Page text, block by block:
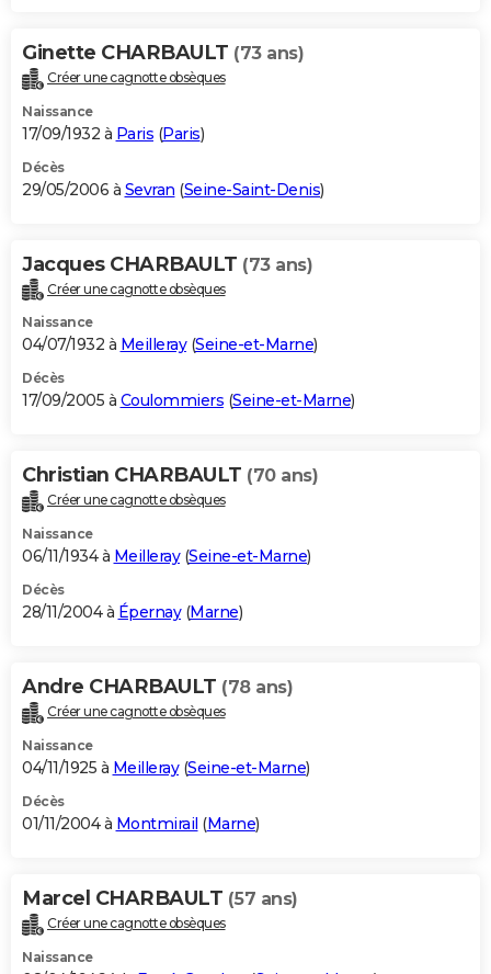
Ginette CHARBAULT (73 ans)
Créer une cagnotte obsèques
Naissance
17/09/1932 à Paris (Paris)
Décès
29/05/2006 à Sevran (Seine-Saint-Denis)
Jacques CHARBAULT (73 ans)
Créer une cagnotte obsèques
Naissance
04/07/1932 à Meilleray(Seine-et-Marne)
Décès
17/09/2005 à Coulommiers (Seine-et-Marne)
Christian CHARBAULT (70 ans)
Créer une cagnotte obsèques
Naissance
06/11/1934 à Meilleray(Seine-et-Marne)
Décès
28/11/2004 à Épernay(Marne)
Andre CHARBAULT (78 ans)
Créer une cagnotte obsèques
Naissance
04/11/1925 à Meilleray(Seine-et-Marne)
Décès
01/11/2004 à Montmirail (Marne)
Marcel CHARBAULT (57 ans)
Créer une cagnotte obsèques
Naissance